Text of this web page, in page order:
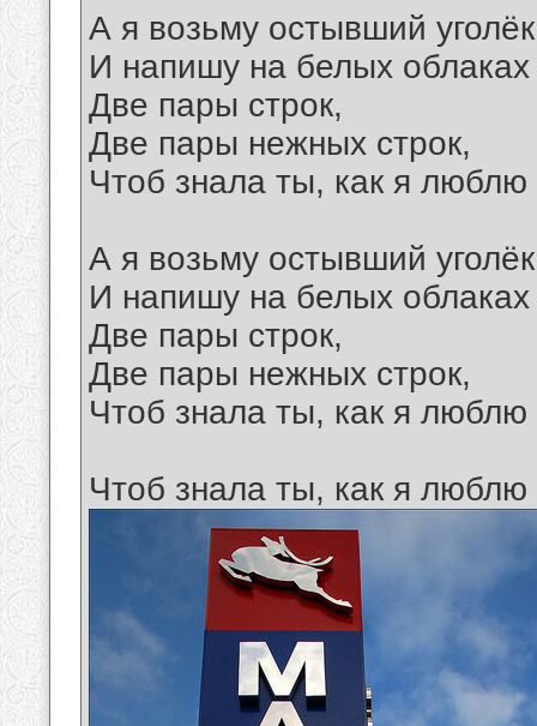
А я возьму остывший уголёк
И напишу на белых облаках
Две пары строк,
Две пары нежных строк,
Чтоб знала ты, как я люблю
А я возьму остывший уголёк
И напишу на белых облаках
Две пары строк,
Две пары нежных строк,
Чтоб знала ты, как я люблю
Чтоб знала ты, как я люблю